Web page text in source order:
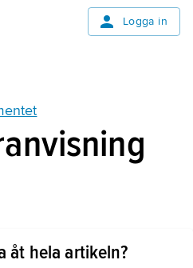
Logga in
åt hela artikeln?